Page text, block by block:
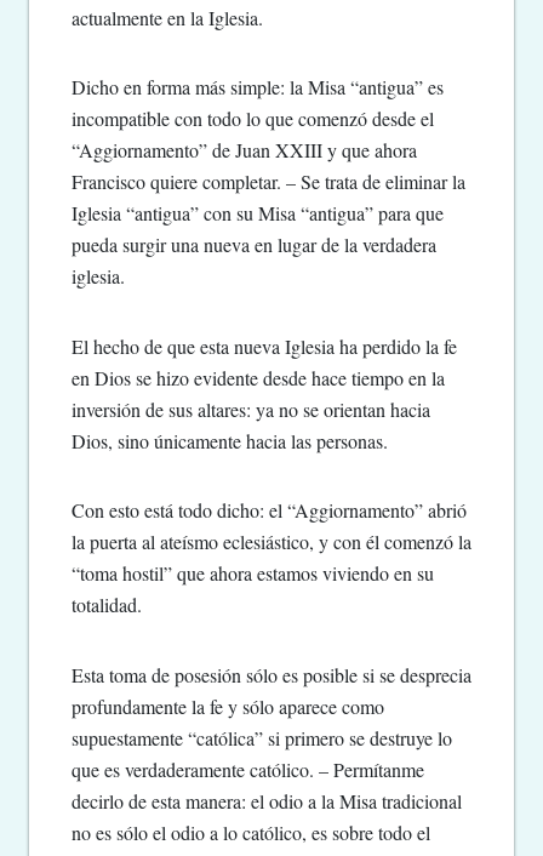
actualmente en la Iglesia.
Dicho en forma más simple: la Misa “antigua” es
incompatible con todo lo que comenzó desde el
“Aggiornamento” de Juan XXIII y que ahora
Francisco quiere completar. – Se trata de eliminar la
Iglesia “antigua” con su Misa “antigua” para que
pueda surgir una nueva en lugar de la verdadera
iglesia.
El hecho de que esta nueva Iglesia ha perdido la fe
en Dios se hizo evidente desde hace tiempo en la
inversión de sus altares: ya no se orientan hacia
Dios, sino únicamente hacia las personas.
Con esto está todo dicho: el “Aggiornamento” abrió
la puerta al ateísmo eclesiástico, y con él comenzó la
“toma hostil” que ahora estamos viviendo en su
totalidad.
Esta toma de posesión sólo es posible si se desprecia
profundamente la fe y sólo aparece como
supuestamente “católica” si primero se destruye lo
que es verdaderamente católico. – Permítanme
decirlo de esta manera: el odio a la Misa tradicional
no es sólo el odio a lo católico, es sobre todo el